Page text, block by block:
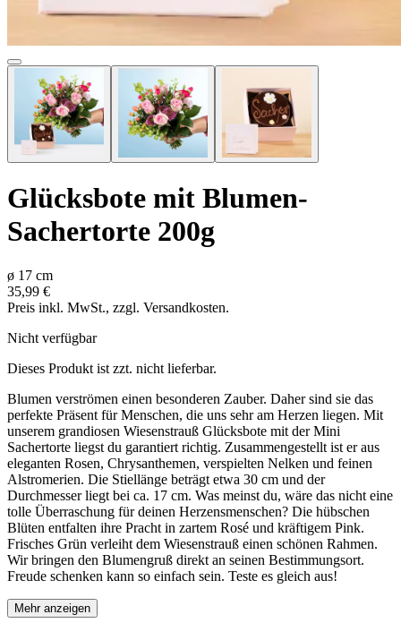
Glücksbote mit Blumen-
Sachertorte 200g
ø 17 cm
35,99 €
Preis inkl. MwSt., zzgl. Versandkosten.
Nicht verfügbar
Dieses Produkt ist zzt. nicht lieferbar.
Blumen verströmen einen besonderen Zauber. Daher sind sie das
perfekte Präsent für Menschen, die uns sehr am Herzen liegen. Mit
unserem grandiosen Wiesenstrauß Glücksbote mit der Mini
Sachertorte liegst du garantiert richtig. Zusammengestellt ist er aus
eleganten Rosen, Chrysanthemen, verspielten Nelken und feinen
Alstromerien. Die Stiellänge beträgt etwa 30 cm und der
Durchmesser liegt bei ca. 17 cm. Was meinst du, wäre das nicht eine
tolle Überraschung für deinen Herzensmenschen? Die hübschen
Blüten entfalten ihre Pracht in zartem Rosé und kräftigem Pink.
Frisches Grün verleiht dem Wiesenstrauß einen schönen Rahmen.
Wir bringen den Blumengruß direkt an seinen Bestimmungsort.
Freude schenken kann so einfach sein. Teste es gleich aus!
Mehr anzeigen